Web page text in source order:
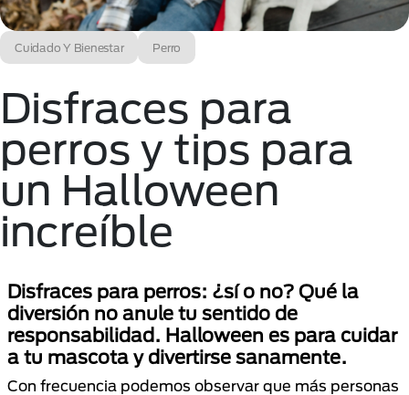
Cuidado Y Bienestar Perro
Disfraces para
perros y tips para
un Halloween
increíble
Disfraces para perros: ¿sí o no? Qué la
diversión no anule tu sentido de
responsabilidad. Halloween es para cuidar
a tu mascota y divertirse sanamente.
Con frecuencia podemos observar que más personas